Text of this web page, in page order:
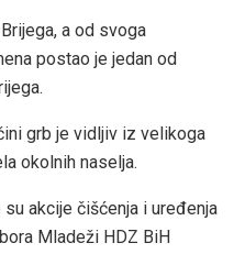
a od svoga
postao je jedan od
grb je vidljiv iz velikoga
okolnih naselja.
akcije čišćenja i uređenja
Mladeži HDZ BiH